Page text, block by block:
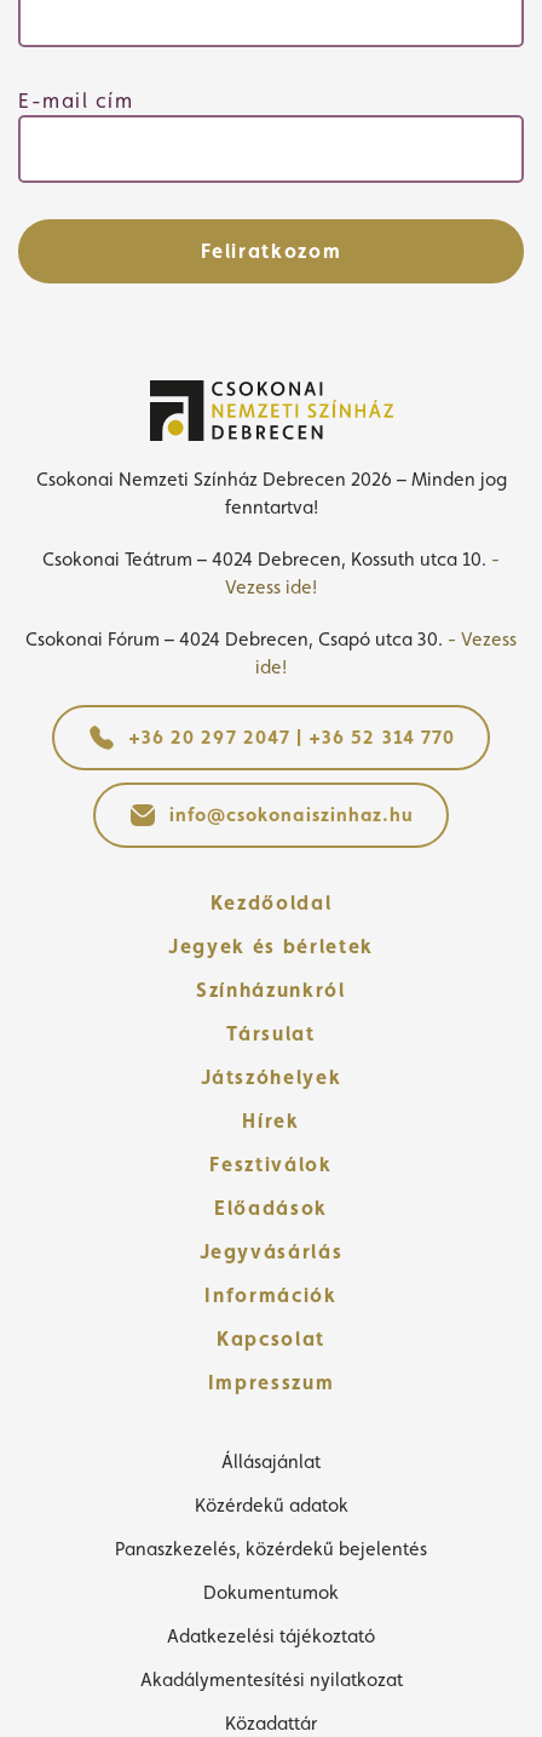
E-mail cím
Feliratkozom
Csokonai Nemzeti Színház Debrecen 2026 – Minden jog
fenntartva!
Csokonai Teátrum – 4024 Debrecen, Kossuth utca 10. -
Vezess ide!
Csokonai Fórum – 4024 Debrecen, Csapó utca 30. - Vezess
ide!
+36 20 297 2047 | +36 52 314 770
info@csokonaiszinhaz.hu
Kezdőoldal
Jegyek és bérletek
Színházunkról
Társulat
Játszóhelyek
Hírek
Fesztiválok
Előadások
Jegyvásárlás
Információk
Kapcsolat
Impresszum
Állásajánlat
Közérdekű adatok
Panaszkezelés, közérdekű bejelentés
Dokumentumok
Adatkezelési tájékoztató
Akadálymentesítési nyilatkozat
Közadattár